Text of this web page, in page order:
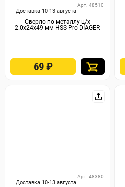
Доставка 10-13 августа
Арт. 48510
Сверло по металлу ц/х
2.0х24х49 мм HSS Pro DIAGER
69₽
Доставка 10-13 августа
Арт. 48380